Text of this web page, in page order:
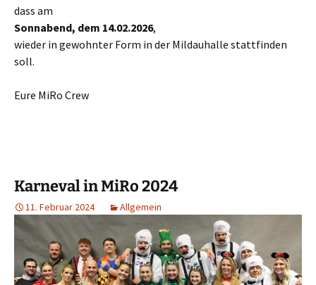
dass am
Sonnabend, dem 14.02.2026,
wieder in gewohnter Form in der Mildauhalle stattfinden
soll.
Eure MiRo Crew
Karneval in MiRo 2024
11. Februar 2024 Allgemein